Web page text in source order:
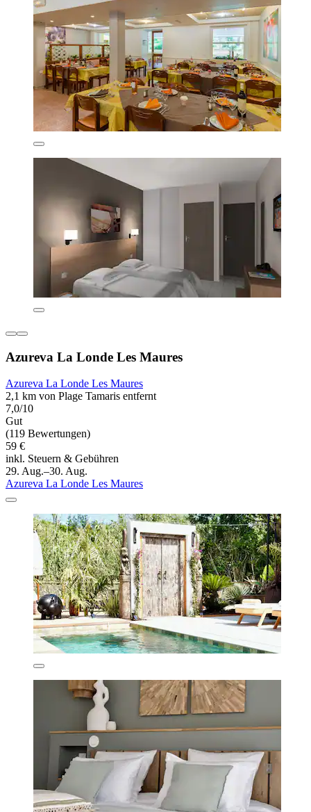
Azureva La Londe Les Maures
Azureva La Londe Les Maures
2,1 km von Plage Tamaris entfernt
7,0/10
Gut
(119 Bewertungen)
59 €
inkl. Steuern & Gebühren
29. Aug.–30. Aug.
Azureva La Londe Les Maures